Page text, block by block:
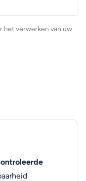
het verwerken van uw